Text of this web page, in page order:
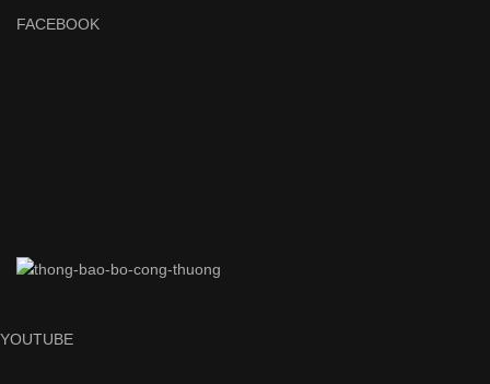
FACEBOOK
YOUTUBE